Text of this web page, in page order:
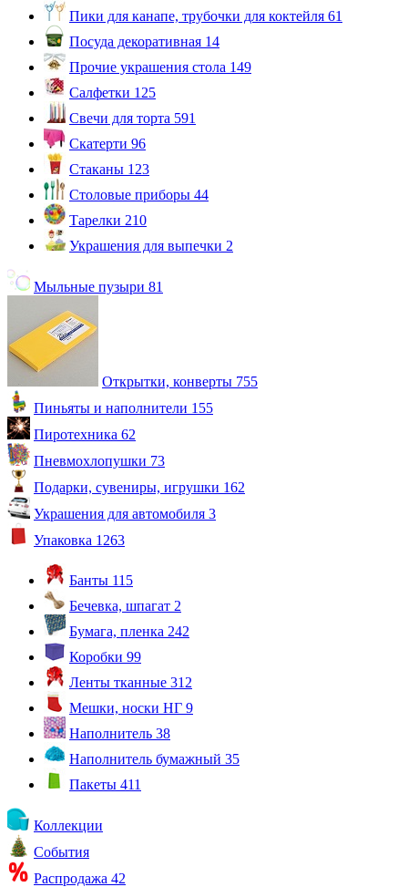
Пики для канапе, трубочки для коктейля 61
Посуда декоративная 14
Прочие украшения стола 149
Салфетки 125
Свечи для торта 591
Скатерти 96
Стаканы 123
Столовые приборы 44
Тарелки 210
Украшения для выпечки 2
Мыльные пузыри 81
Открытки, конверты 755
Пиньяты и наполнители 155
Пиротехника 62
Пневмохлопушки 73
Подарки, сувениры, игрушки 162
Украшения для автомобиля 3
Упаковка 1263
Банты 115
Бечевка, шпагат 2
Бумага, пленка 242
Коробки 99
Ленты тканные 312
Мешки, носки НГ 9
Наполнитель 38
Наполнитель бумажный 35
Пакеты 411
Коллекции
События
Распродажа 42